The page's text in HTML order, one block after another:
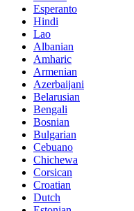
Esperanto
Hindi
Lao
Albanian
Amharic
Armenian
Azerbaijani
Belarusian
Bengali
Bosnian
Bulgarian
Cebuano
Chichewa
Corsican
Croatian
Dutch